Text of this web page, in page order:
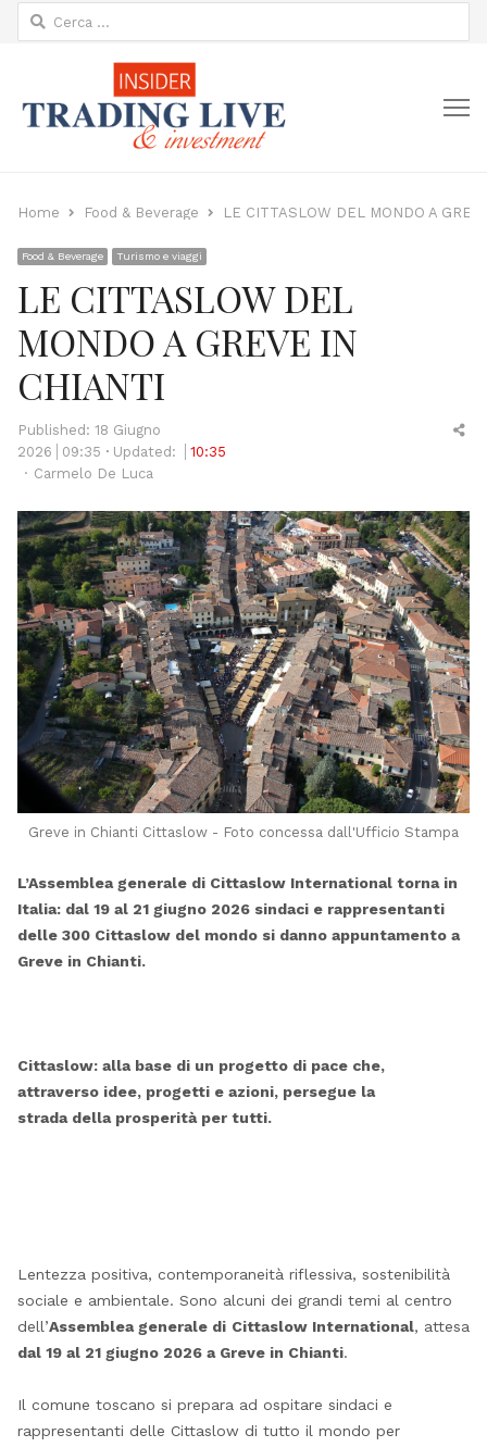
Ricerca
per:
Home Food & Beverage LE CITTASLOW DEL MONDO A
Food & Beverage Turismo e viaggi
LE CITTASLOW DEL
MONDO A GREVE IN
CHIANTI
Published: 18 Giugno
2026
09:35 Updated:
10:35
Author
Carmelo De Luca
Greve in Chianti Cittaslow - Foto concessa dall'Ufficio Stampa
L’Assemblea generale di Cittaslow International torna in
Italia: dal 19 al 21 giugno 2026 sindaci e rappresentanti
delle 300 Cittaslow del mondo si danno appuntamento a
Greve in Chianti.
Cittaslow: alla base di un progetto di pace che,
attraverso idee, progetti e azioni, persegue la
strada della prosperità per tutti.
Lentezza positiva, contemporaneità riflessiva, sostenibilità
sociale e ambientale. Sono alcuni dei grandi temi al centro
dell’Assemblea generale di Cittaslow International, attesa
dal 19 al 21 giugno 2026 a Greve in Chianti.
Il comune toscano si prepara ad ospitare sindaci e
rappresentanti delle Cittaslow di tutto il mondo per